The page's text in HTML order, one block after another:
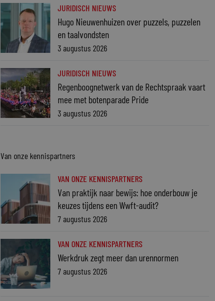
JURIDISCH NIEUWS
Hugo Nieuwenhuizen over puzzels, puzzelen
en taalvondsten
3 augustus 2026
JURIDISCH NIEUWS
Regenboognetwerk van de Rechtspraak vaart
mee met botenparade Pride
3 augustus 2026
Van onze kennispartners
VAN ONZE KENNISPARTNERS
Van praktijk naar bewijs: hoe onderbouw je
keuzes tijdens een Wwft-audit?
7 augustus 2026
VAN ONZE KENNISPARTNERS
Werkdruk zegt meer dan urennormen
7 augustus 2026